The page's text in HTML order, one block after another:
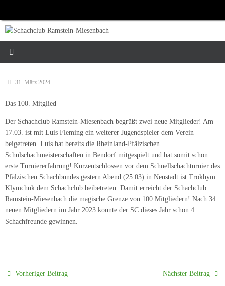
springen
31. März 2024
Das 100. Mitglied
Der Schachclub Ramstein-Miesenbach begrüßt zwei neue Mitglieder! Am
17.03. ist mit Luis Fleming ein weiterer Jugendspieler dem Verein
beigetreten. Luis hat bereits die Rheinland-Pfälzischen
Schulschachmeisterschaften in Bendorf mitgespielt und hat somit schon
erste Turniererfahrung! Kurzentschlossen vor dem Schnellschachturnier des
Pfälzischen Schachbundes gestern Abend (25.03) in Neustadt ist Trokhym
Klymchuk dem Schachclub beibetreten. Damit erreicht der Schachclub
Ramstein-Miesenbach die magische Grenze von 100 Mitgliedern! Nach 34
neuen Mitgliedern im Jahr 2023 konnte der SC dieses Jahr schon 4
Schachfreunde gewinnen.
Vorheriger Beitrag Nächster Beitrag